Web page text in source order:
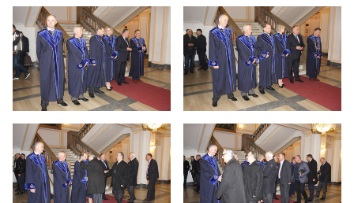
42 године рада Универзитета
41 година рада Универзитета
40 година рада Универзитета
39 година рада Универзитета